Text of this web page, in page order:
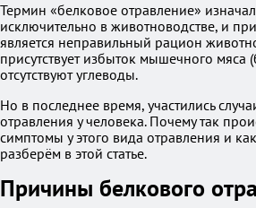
Термин «белковое отравление»
исключительно в животноводстве, и
является неправильный рацион
присутствует избыток мышечного мяса
отсутствуют углеводы.
Но в последнее время, участились
отравления у человека. Почему так
симптомы у этого вида отравления и
разберём в этой статье.
Причины белкового